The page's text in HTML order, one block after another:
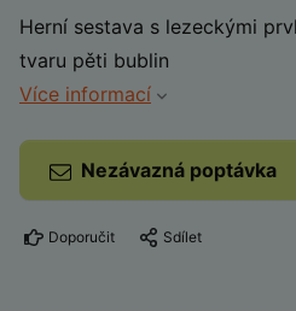
Herní sestava s lezeckými
tvaru pěti bublin
Více informací
Nezávazná poptávka
Doporučit Sdílet